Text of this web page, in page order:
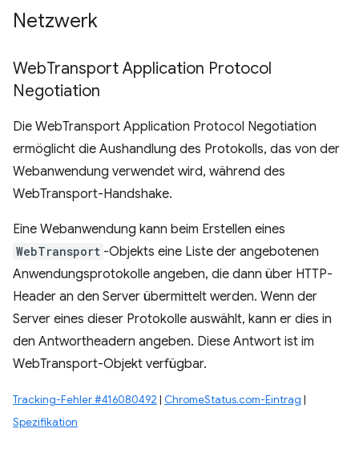
Netzwerk
WebTransport Application Protocol
Negotiation
Die WebTransport Application Protocol Negotiation
ermöglicht die Aushandlung des Protokolls, das von der
Webanwendung verwendet wird, während des
WebTransport-Handshake.
Eine Webanwendung kann beim Erstellen eines
WebTransport -Objekts eine Liste der angebotenen
Anwendungsprotokolle angeben, die dann über HTTP-
Header an den Server übermittelt werden. Wenn der
Server eines dieser Protokolle auswählt, kann er dies in
den Antwortheadern angeben. Diese Antwort ist im
WebTransport-Objekt verfügbar.
Tracking-Fehler #416080492 | ChromeStatus.com-Eintrag |
Spezifikation